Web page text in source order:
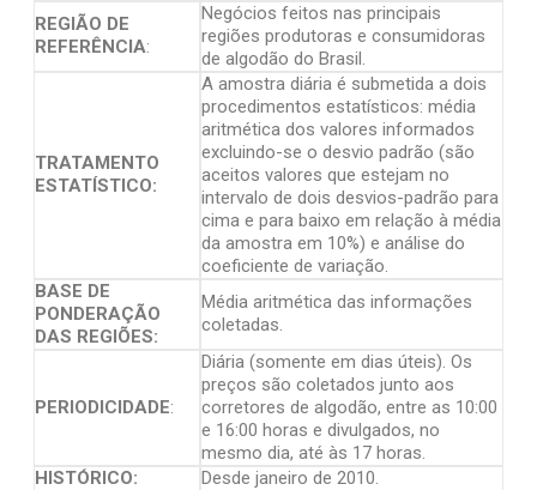
REGIÃO DE
REFERÊNCIA:
Negócios feitos nas principais
regiões produtoras e consumidoras
de algodão do Brasil.
TRATAMENTO
ESTATÍSTICO:
A amostra diária é submetida a dois
procedimentos estatísticos: média
aritmética dos valores informados
excluindo-se o desvio padrão (são
aceitos valores que estejam no
intervalo de dois desvios-padrão para
cima e para baixo em relação à média
da amostra em 10%) e análise do
coeficiente de variação.
BASE DE
PONDERAÇÃO
DAS REGIÕES:
Média aritmética das informações
coletadas.
PERIODICIDADE:
Diária (somente em dias úteis). Os
preços são coletados junto aos
corretores de algodão, entre as 10:00
e 16:00 horas e divulgados, no
mesmo dia, até às 17 horas.
HISTÓRICO:
Desde janeiro de 2010.